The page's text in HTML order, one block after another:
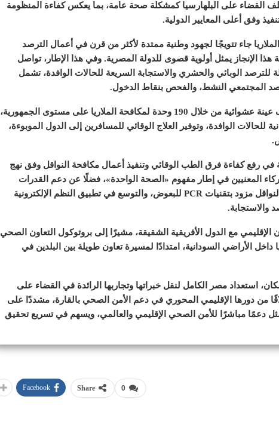
رسميًا بملف القضاء على البلهارسيا كمشكلة صحة عامة، بما يعكس كفاءة المنظومة
وفق أعلى المعايير الدولية.
جاء تتويجًا لجهود وطنية ممتدة لأكثر من قرن في أعمال الترصد
الإنجاز يمثل أولوية قصوى للدولة المصرية. وفي هذا الإطار، تواصل
للترصد الوبائي والحشري والاستجابة السريعة للحالات الوافدة، تشمل
المجتمعي النشط، والفحص بنقاط الدخول.
وأضاف أن الوزارة تجمع سنويًا نحو 250 ألف عينة عشوائية من خلال 190 وحدة لمكافحة الملاريا على مستوى الجمهورية،
للحالات الوافدة، وتوفير العلاج الوقائي للمسافرين إلى الدول الموبوءة،
في رفع كفاءة فرق الطب الوقائي وتنفيذ أعمال مكافحة النواقل وفق نهج
المعنيين في إطار مفهوم «الصحة الواحدة»، فضلًا عن دعم القدرات
الفنية من خلال إدخال معمل متنقل لترصد النواقل مزود بتقنيات PCR للبعوض، والتوسع في تطبيق النظم الإلكترونية
والاستجابة.
مع الدول الأفريقية الشقيقة، مشيرًا إلى بروتوكول التعاون الصحي
الأراضي السودانية، امتدادًا لمسيرة تعاون طويلة بين البلدين في
استعداد مصر الكامل لنقل خبراتها وتجاربها الرائدة في القضاء على
من دورها الإقليمي المحوري في دعم الأمن الصحي بالقارة، مشددًا على
دعمًا مباشرًا للأمن الصحي الإقليمي والعالمي، ويسهم في تسريع تحقيق
0
Share
Facebook